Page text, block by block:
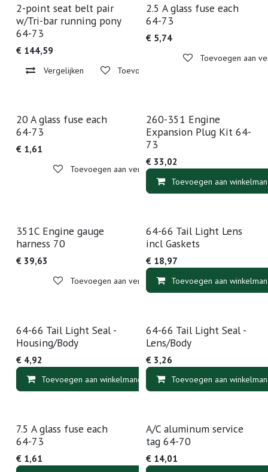
2-point seat belt pair
w/Tri-bar running pony
64-73
€ 144,59
Vergelijken Toevoegen aan verlanglijst
2.5 A glass fuse each
64-73
€ 5,74
Toevoegen aan
20 A glass fuse each
64-73
€ 1,61
Toevoegen aan verlanglijst
260-351 Engine
Expansion Plug Kit 64-
73
€ 33,02
Toevoegen aan
351C Engine gauge
harness 70
€ 39,63
Toevoegen aan verlanglijst
64-66 Tail Light Lens
incl Gaskets
€ 18,97
Toevoegen aan
64-66 Tail Light Seal -
Housing/Body
€ 4,92
Toevoegen aan winkelmandje Toevoegen
64-66 Tail Light Seal -
Lens/Body
€ 3,26
Toevoegen aan
7.5 A glass fuse each
64-73
€ 1,61
A/C aluminum service
tag 64-70
€ 14,01